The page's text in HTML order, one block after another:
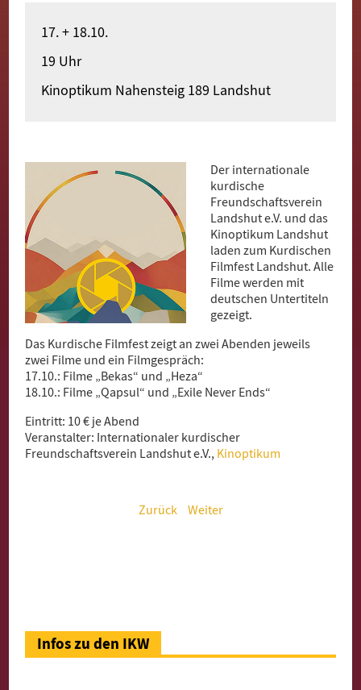
Bun Zi
Hoş geldiniz
Akwaaba
17. + 18.10.
19 Uhr
Kinoptikum Nahensteig 189 Landshut
Der internationale
kurdische
Freundschaftsverein
Landshut e.V. und das
Kinoptikum Landshut
laden zum Kurdischen
Filmfest Landshut. Alle
Filme werden mit
deutschen Untertiteln
gezeigt.
Das Kurdische Filmfest zeigt an zwei Abenden jeweils
zwei Filme und ein Filmgespräch:
17.10.: Filme „Bekas“ und „Heza“
18.10.: Filme „Qapsul“ und „Exile Never Ends“
Eintritt: 10 € je Abend
Veranstalter: Internationaler kurdischer
Freundschaftsverein Landshut e.V., Kinoptikum
Zurück Weiter
Infos zu den IKW